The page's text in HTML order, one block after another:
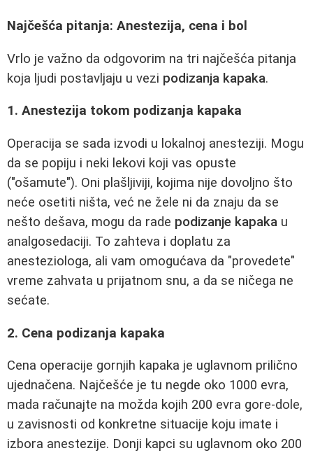
Najčešća pitanja: Anestezija, cena i bol
Vrlo je važno da odgovorim na tri najčešća pitanja
koja ljudi postavljaju u vezi podizanja kapaka.
1. Anestezija tokom podizanja kapaka
Operacija se sada izvodi u lokalnoj anesteziji. Mogu
da se popiju i neki lekovi koji vas opuste
("ošamute"). Oni plašljiviji, kojima nije dovoljno što
neće osetiti ništa, već ne žele ni da znaju da se
nešto dešava, mogu da rade podizanje kapaka u
analgosedaciji. To zahteva i doplatu za
anesteziologa, ali vam omogućava da "provedete"
vreme zahvata u prijatnom snu, a da se ničega ne
sećate.
2. Cena podizanja kapaka
Cena operacije gornjih kapaka je uglavnom prilično
ujednačena. Najčešće je tu negde oko 1000 evra,
mada računajte na možda kojih 200 evra gore-dole,
u zavisnosti od konkretne situacije koju imate i
izbora anestezije. Donji kapci su uglavnom oko 200